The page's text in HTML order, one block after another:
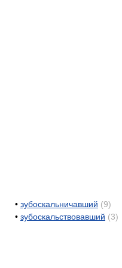
• зубоскальничавший (9)
• зубоскальствовавший (3)